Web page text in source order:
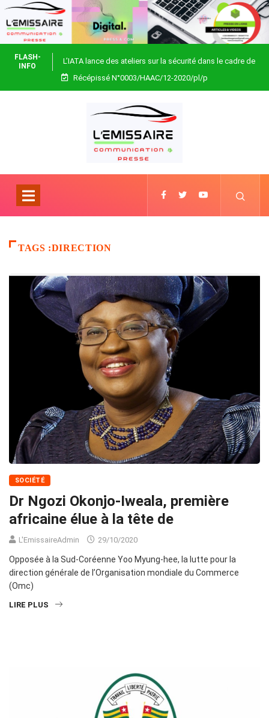
FLASH-
INFO
L’IATA lance des ateliers sur la sécurité dans le cadre de
Focus Africa
Récépissé N°0003/HAAC/12-2020/pl/p
TAGS :DIRECTION
SOCIÉTÉ
Dr Ngozi Okonjo-Iweala, première
africaine élue à la tête de
L'EmissaireAdmin 29/10/2020
Opposée à la Sud-Coréenne Yoo Myung-hee, la lutte pour la
direction générale de l’Organisation mondiale du Commerce
(Omc)
LIRE PLUS